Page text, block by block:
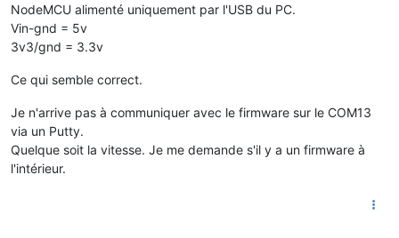
NodeMCU alimenté uniquement par l'USB du PC.
Vin-gnd = 5v
3v3/gnd = 3.3v
Ce qui semble correct.
Je n'arrive pas à communiquer avec le firmware sur le COM13
via un Putty.
Quelque soit la vitesse. Je me demande s'il y a un firmware à
l'intérieur.